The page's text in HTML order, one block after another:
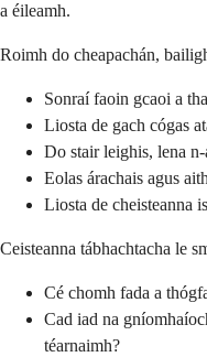
a éileamh.
Roimh do cheapachán,
Sonraí faoin gcaoi a
Liosta de gach cógas
Do stair leighis, lena
Eolas árachais agus
Liosta de cheisteanna
Ceisteanna tábhachtacha le
Cé chomh fada a
Cad iad na
téarnaimh?